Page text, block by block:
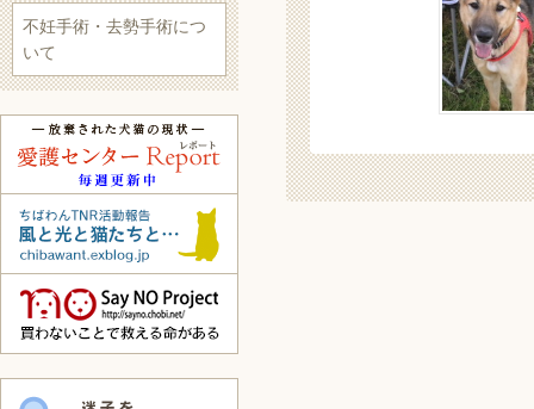
不妊手術・去勢手術につ
いて